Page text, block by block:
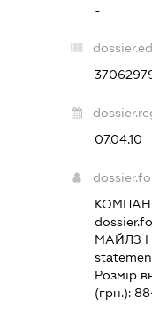
-
07.04.10
МАЙЛЗ
Розмір
(грн.):